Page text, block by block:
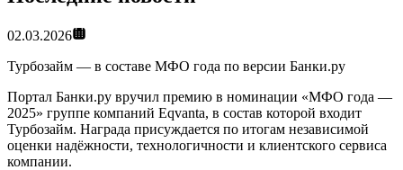
02.03.2026
Турбозайм — в составе МФО года по версии Банки.ру
Портал Банки.ру вручил премию в номинации «МФО года —
2025» группе компаний Eqvanta, в состав которой входит
Турбозайм. Награда присуждается по итогам независимой
оценки надёжности, технологичности и клиентского сервиса
компании.